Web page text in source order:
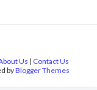
Us | Contact Us
byBlogger Themes